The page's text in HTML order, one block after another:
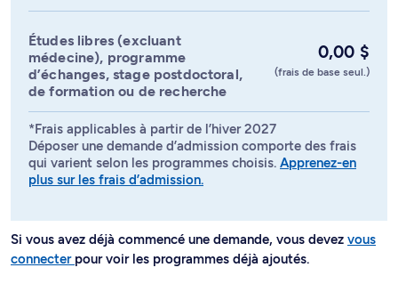
Études libres (excluant
médecine), programme
d’échanges, stage postdoctoral,
de formation ou de recherche
0,00 $
(frais de base seul.)
*Frais applicables à partir de l’hiver 2027
Déposer une demande d’admission comporte des frais
qui varient selon les programmes choisis. Apprenez-en
plus sur les frais d’admission.
Si vous avez déjà commencé une demande, vous devez vous
connecter pour voir les programmes déjà ajoutés.